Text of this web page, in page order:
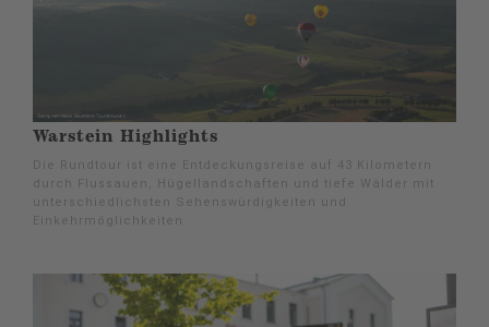
Warstein Highlights
Die Rundtour ist eine Entdeckungsreise auf 43 Kilometern
durch Flussauen, Hügellandschaften und tiefe Wälder mit
unterschiedlichsten Sehenswürdigkeiten und
Einkehrmöglichkeiten.